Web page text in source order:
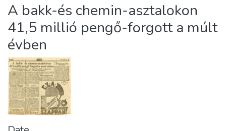
About us
A bakk-és chemin-asztalokon
41,5 millió pengő-forgott a múlt
évben